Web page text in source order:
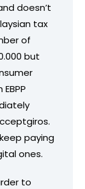
doesn’t
tax
of
but
paying
ones.
to